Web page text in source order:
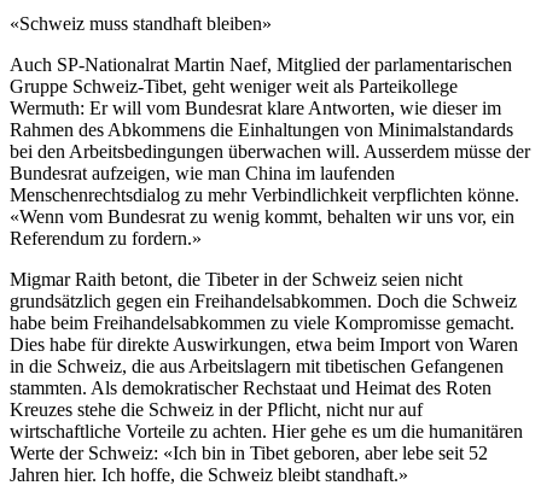
«Schweiz muss standhaft bleiben»
Auch SP-Nationalrat Martin Naef, Mitglied der parlamentarischen
Gruppe Schweiz-Tibet, geht weniger weit als Parteikollege
Wermuth: Er will vom Bundesrat klare Antworten, wie dieser im
Rahmen des Abkommens die Einhaltungen von Minimalstandards
bei den Arbeitsbedingungen überwachen will. Ausserdem müsse der
Bundesrat aufzeigen, wie man China im laufenden
Menschenrechtsdialog zu mehr Verbindlichkeit verpflichten könne.
«Wenn vom Bundesrat zu wenig kommt, behalten wir uns vor, ein
Referendum zu fordern.»
Migmar Raith betont, die Tibeter in der Schweiz seien nicht
grundsätzlich gegen ein Freihandelsabkommen. Doch die Schweiz
habe beim Freihandelsabkommen zu viele Kompromisse gemacht.
Dies habe für direkte Auswirkungen, etwa beim Import von Waren
in die Schweiz, die aus Arbeitslagern mit tibetischen Gefangenen
stammten. Als demokratischer Rechstaat und Heimat des Roten
Kreuzes stehe die Schweiz in der Pflicht, nicht nur auf
wirtschaftliche Vorteile zu achten. Hier gehe es um die humanitären
Werte der Schweiz: «Ich bin in Tibet geboren, aber lebe seit 52
Jahren hier. Ich hoffe, die Schweiz bleibt standhaft.»